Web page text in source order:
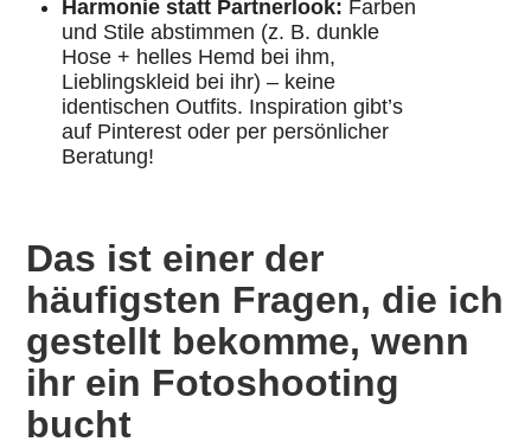
Harmonie statt Partnerlook: Farben
und Stile abstimmen (z. B. dunkle
Hose + helles Hemd bei ihm,
Lieblingskleid bei ihr) – keine
identischen Outfits. Inspiration gibt’s
auf Pinterest oder per persönlicher
Beratung!
Das ist einer der
häufigsten Fragen, die ich
gestellt bekomme, wenn
ihr ein Fotoshooting
bucht